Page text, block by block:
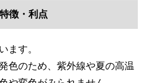
特徴・利点
ます。
色のため、紫外線や夏の高温